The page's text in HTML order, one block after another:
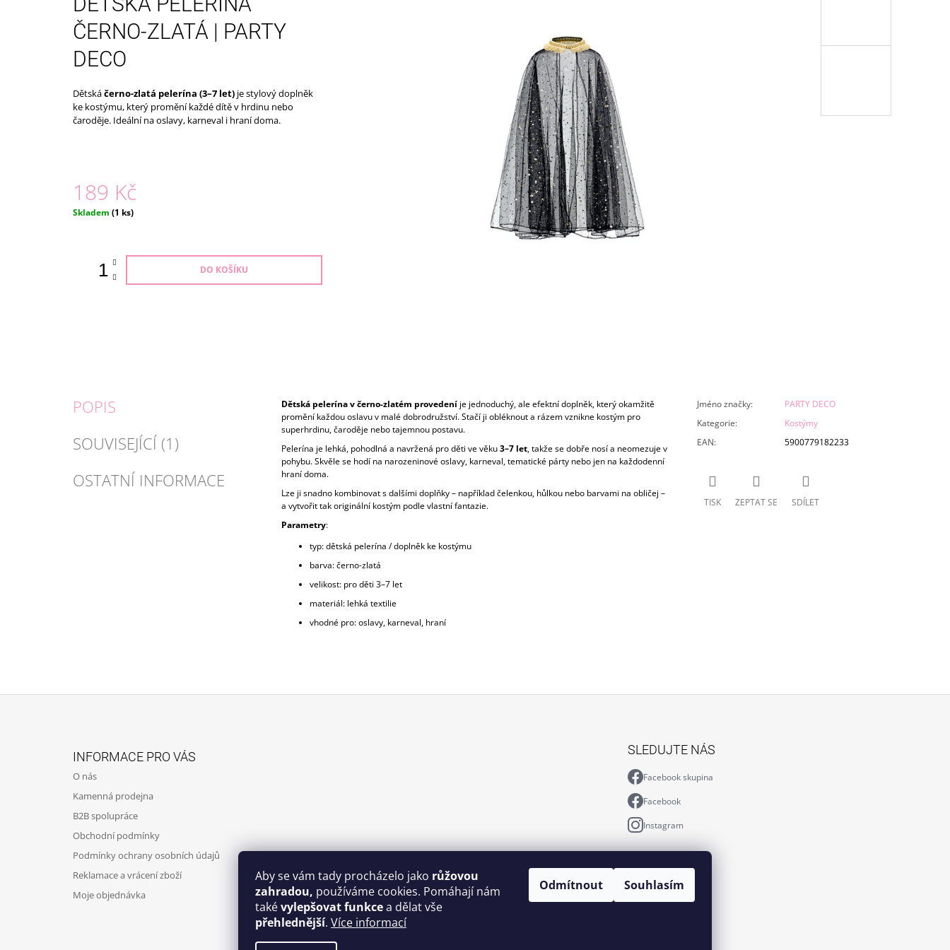
Aby se vám tady procházelo jako růžovou
zahradou, používáme cookies. Pomáhají nám
takévylepšovat funkcea dělat vše
přehlednější. Více informací
Odmítnout Souhlasím
ČERNO-ZLATÁ | PARTY
DECO
Dětskáčerno-zlatá pelerína (3–7 let) je stylový doplněk
ke kostýmu, který promění každé dítě v hrdinu nebo
čaroděje. Ideální na oslavy, karneval i hraní doma.
189 Kč
Měrná
Skladem (1 ks)
DO KOŠÍKU
POPIS
SOUVISEJÍCÍ (1)
OSTATNÍ INFORMACE
Dětská pelerína v černo-zlatém provedeníje jednoduchý, ale efektní doplněk, který okamžitě
promění každou oslavu v malé dobrodružství. Stačí ji obléknout a rázem vznikne kostým pro
superhrdinu, čaroděje nebo tajemnou postavu.
Pelerína je lehká, pohodlná a navržená pro děti ve věku3–7 let, takže se dobře nosí a neomezuje v
pohybu. Skvěle se hodí na narozeninové oslavy, karneval, tematické párty nebo jen na každodenní
hraní doma.
Lze ji snadno kombinovat s dalšími doplňky – například čelenkou, hůlkou nebo barvami na obličej –
a vytvořit tak originální kostým podle vlastní fantazie.
Parametry:
typ: dětská pelerína / doplněk ke kostýmu
barva: černo-zlatá
velikost: pro děti 3–7 let
materiál: lehká textilie
vhodné pro: oslavy, karneval, hraní
Jméno značky:
PARTY DECO
Kategorie:
Kostýmy
EAN: 5900779182233
TISK ZEPTAT SE SDÍLET
399 Kč
INFORMACE PRO VÁS
O nás
Kamenná prodejna
B2B spolupráce
Obchodní podmínky
Podmínky ochrany osobních údajů
Reklamace a vrácení zboží
Moje objednávka
SLEDUJTE NÁS
Facebook skupina
Facebook
Instagram